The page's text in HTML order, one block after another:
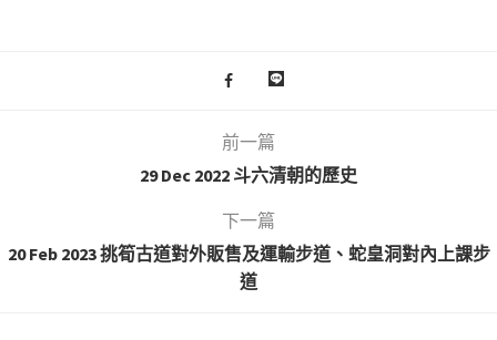
前一篇
29 Dec 2022 斗六清朝的歷史
下一篇
20 Feb 2023 挑筍古道對外販售及運輸步道、蛇皇洞對內上課步
道